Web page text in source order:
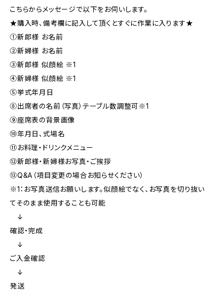
こちらからメッセージで以下をお伺いします。
★購入時、備考欄に記入して頂くとすぐに作業に入ります★
①新郎様 お名前
②新婦様 お名前
③新郎様 似顔絵 ※1
④新婦様 似顔絵 ※1
⑤挙式年月日
⑧出席者の名前（写真）テーブル数調整可※1
⑨座席表の背景画像
⑩年月日、式場名
⑪お料理・ドリンクメニュー
⑫新郎様・新婦様お写真・ご挨拶
⑬Q&A（項目変更の場合お知らせください）
※1：お写真送信お願いします。似顔絵でなく、お写真を切り抜い
てそのまま使用することも可能
↓
確認・完成
↓
ご入金確認
↓
発送